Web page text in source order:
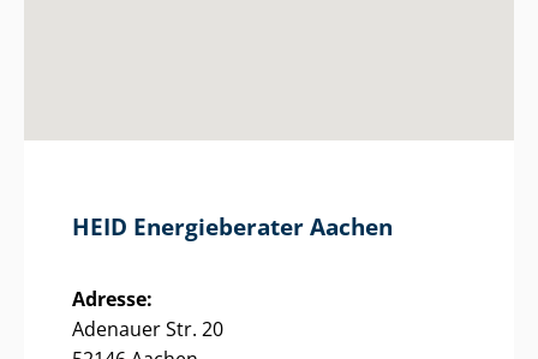
HEID Energieberater Aachen
Adresse:
Adenauer Str. 20